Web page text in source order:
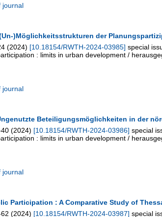
journal
)Möglichkeitsstrukturen der
(2024) [10.18154/RWTH-2024-03985] special
: limits in urban development /
journal
Beteiligungsmöglichkeiten in der
(2024) [10.18154/RWTH-2024-03986] special
: limits in urban development /
journal
Participation : A Comparative Study of
(2024) [10.18154/RWTH-2024-03987] special